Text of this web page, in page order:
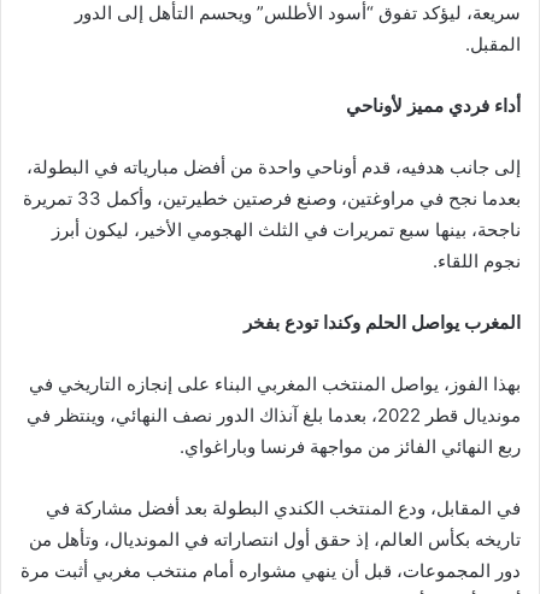
سريعة، ليؤكد تفوق “أسود الأطلس” ويحسم التأهل إلى الدور
المقبل.
أداء فردي مميز لأوناحي
إلى جانب هدفيه، قدم أوناحي واحدة من أفضل مبارياته في البطولة،
بعدما نجح في مراوغتين، وصنع فرصتين خطيرتين، وأكمل 33 تمريرة
ناجحة، بينها سبع تمريرات في الثلث الهجومي الأخير، ليكون أبرز
نجوم اللقاء.
المغرب يواصل الحلم وكندا تودع بفخر
بهذا الفوز، يواصل المنتخب المغربي البناء على إنجازه التاريخي في
مونديال قطر 2022، بعدما بلغ آنذاك الدور نصف النهائي، وينتظر في
ربع النهائي الفائز من مواجهة فرنسا وباراغواي.
في المقابل، ودع المنتخب الكندي البطولة بعد أفضل مشاركة في
تاريخه بكأس العالم، إذ حقق أول انتصاراته في المونديال، وتأهل من
دور المجموعات، قبل أن ينهي مشواره أمام منتخب مغربي أثبت مرة